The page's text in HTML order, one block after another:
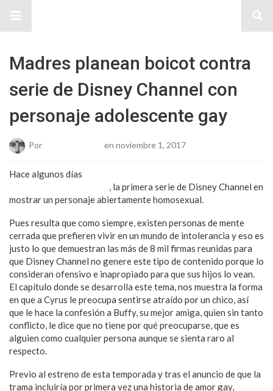
Madres planean boicot contra
serie de Disney Channel con
personaje adolescente gay
Por en noviembre 1, 2017
Hace algunos días
, la primera serie de Disney Channel en
mostrar un personaje abiertamente homosexual.
Pues resulta que como siempre, existen personas de mente
cerrada que prefieren vivir en un mundo de intolerancia y eso es
justo lo que demuestran las más de 8 mil firmas reunidas para
que Disney Channel no genere este tipo de contenido porque lo
consideran ofensivo e inapropiado para que sus hijos lo vean.
El capítulo donde se desarrolla este tema, nos muestra la forma
en que a Cyrus le preocupa sentirse atraído por un chico, así
que le hace la confesión a Buffy, su mejor amiga, quien sin tanto
conflicto, le dice que no tiene por qué preocuparse, que es
alguien como cualquier persona aunque se sienta raro al
respecto.
Previo al estreno de esta temporada y tras el anuncio de que la
trama incluiría por primera vez una historia de amor gay,